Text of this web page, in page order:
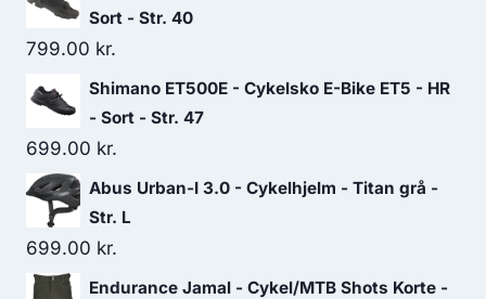
Sort - Str. 40
799.00 kr.
Shimano ET500E - Cykelsko E-Bike ET5 - HR
- Sort - Str. 47
699.00 kr.
Abus Urban-I 3.0 - Cykelhjelm - Titan grå -
Str. L
699.00 kr.
Endurance Jamal - Cykel/MTB Shots Korte -